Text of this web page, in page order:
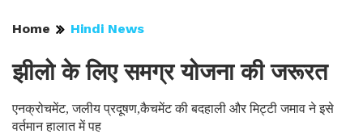
Home Hindi News
झीलो के लिए समग्र योजना की जरूरत
एनक्रोचमेंट, जलीय प्रदूषण,कैचमेंट की बदहाली और मिट्टी जमाव ने इसे
वर्तमान हालात में पह